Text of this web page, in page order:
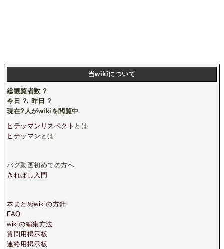
当wikiについて
総観覧者数?
今日 ?, 昨日 ?
現在? 人がwikiを閲覧中
ヒテッマンリスペクト とは
ヒテッマン とは
バグ動画初めての方へ
きれぼし入門
本まとめwikiの方針
FAQ
wikiの編集方法
質問用掲示板
連絡用掲示板